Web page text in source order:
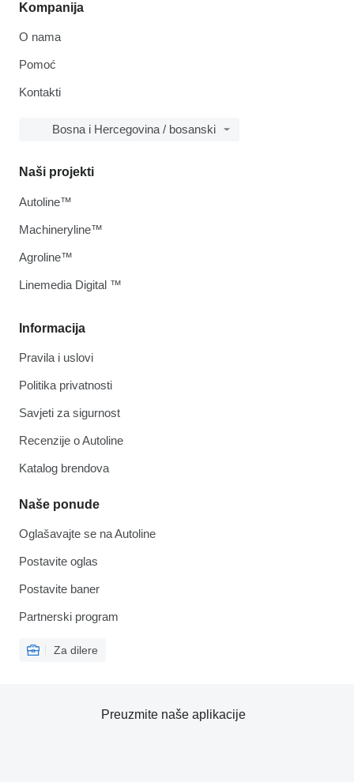
Kompanija
O nama
Pomoć
Kontakti
Bosna i Hercegovina / bosanski
Informacija
Pravila i uslovi
Politika privatnosti
Savjeti za sigurnost
Recenzije o Autoline
Katalog brendova
Naše ponude
Oglašavajte se na Autoline
Postavite oglas
Postavite baner
Partnerski program
Za dilere
Naši projekti
Autoline™
Machineryline™
Agroline™
Linemedia Digital ™
Preuzmite naše aplikacije